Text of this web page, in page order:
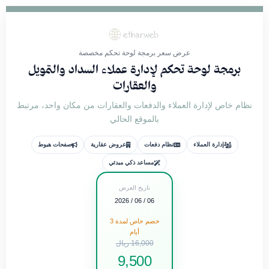
عرض سعر برمجة لوحة تحكم مخصصة
برمجة لوحة تحكم لإدارة عملاء السداد والتمويل
والعقارات
نظام خاص لإدارة العملاء والدفعات والعقارات من مكان واحد، مرتبط
بالموقع الحالي
إدارة العملاء نظام دفعات عروض عقارية صفحات هبوط
مساعد ذكي مبدئي
تاريخ العرض
06 / 06 / 2026
خصم خاص لمدة 3
أيام
16,000 ريال
9,500